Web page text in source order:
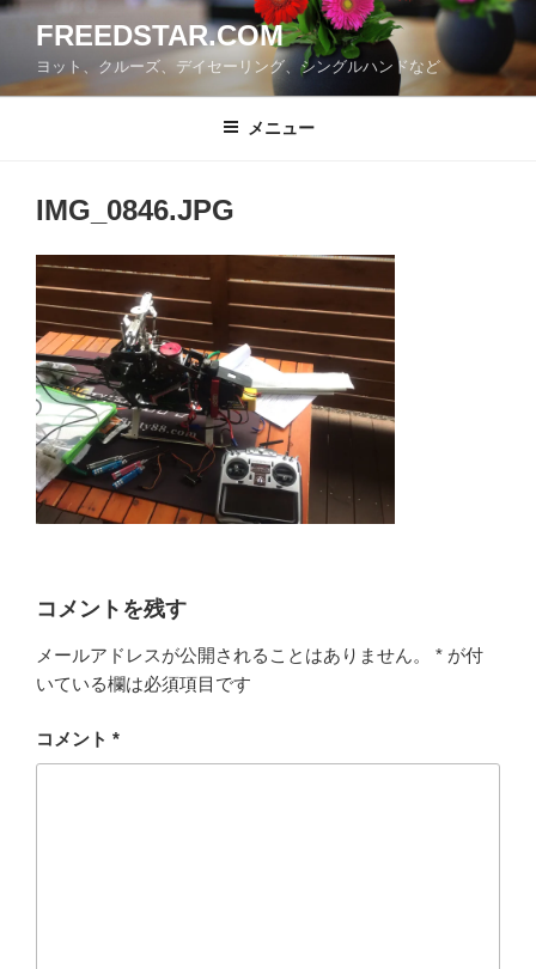
コ
ン
FREEDSTAR.COM
ヨット、クルーズ、デイセーリング、シングルハンドなど
メニュー
IMG_0846.JPG
コメントを残す
メールアドレスが公開されることはありません。 * が付
いている欄は必須項目です
コメント *